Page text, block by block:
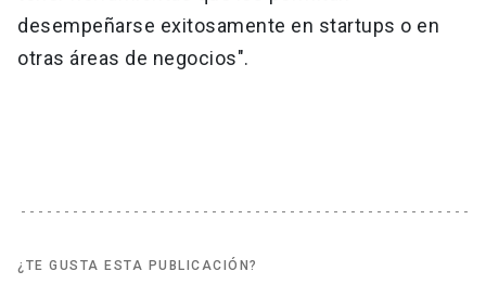
desempeñarse exitosamente en startups o en
otras áreas de negocios".
¿TE GUSTA ESTA PUBLICACIÓN?